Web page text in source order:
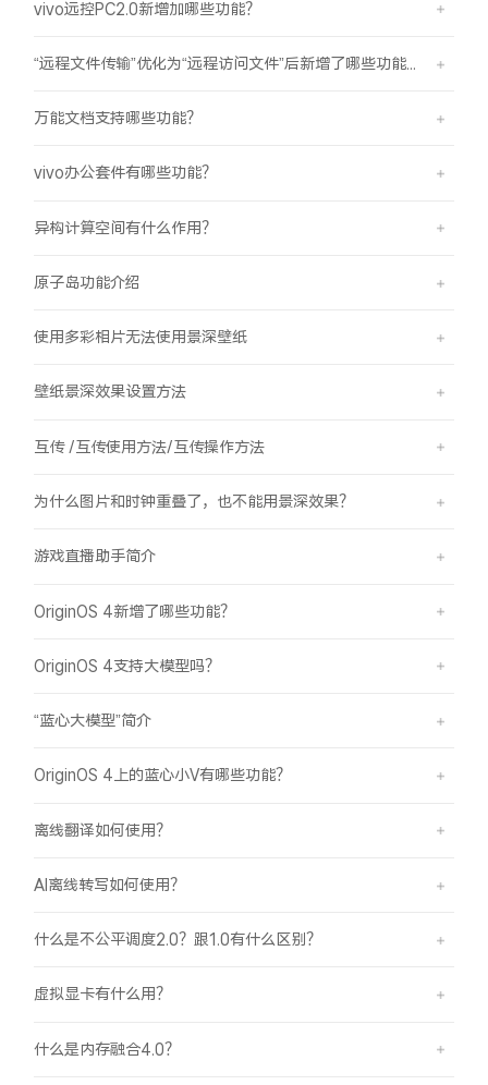
vivo远控PC2.0新增加哪些功能？
万能文档支持哪些功能？
vivo办公套件有哪些功能？
异构计算空间有什么作用？
原子岛功能介绍
使用多彩相片无法使用景深壁纸
壁纸景深效果设置方法
互传 /互传使用方法/互传操作方法
为什么图片和时钟重叠了，也不能用景深效果？
游戏直播助手简介
OriginOS 4新增了哪些功能？
OriginOS 4支持大模型吗？
“蓝心大模型”简介
OriginOS 4上的蓝心小V有哪些功能？
离线翻译如何使用？
AI离线转写如何使用？
什么是不公平调度2.0？跟1.0有什么区别？
虚拟显卡有什么用？
什么是内存融合4.0？